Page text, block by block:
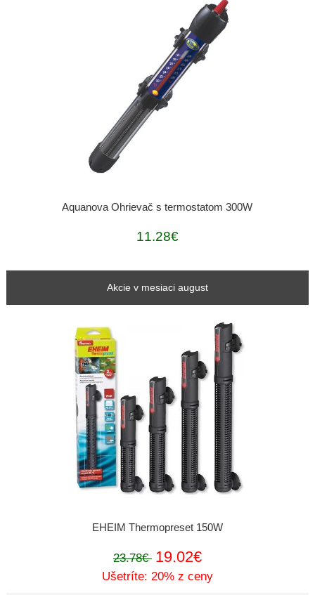
Aquanova Ohrievač s termostatom 300W
11.28€
Akcie v mesiaci august
EHEIM Thermopreset 150W
23.78€ 19.02€
Ušetríte: 20% z ceny